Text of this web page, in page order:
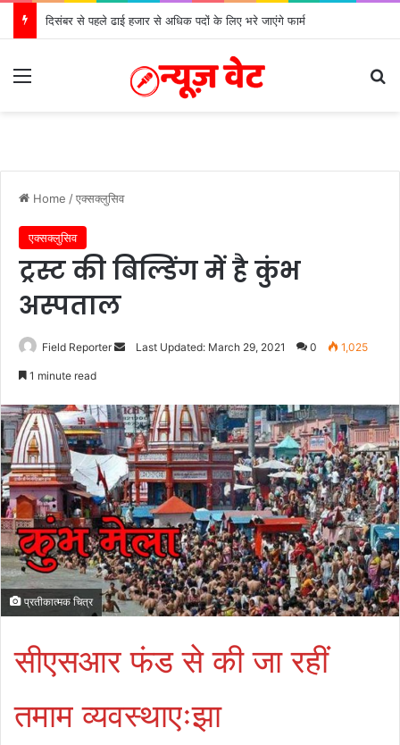
दिसंबर से पहले ढाई हजार से अधिक पदों के लिए भरे जाएंगे फार्म
Menu
Home /एक्सक्लुसिव
एक्सक्लुसिव
ट्रस्ट की बिल्डिंग में है कुंभ
अस्पताल
Field Reporter
SendLast Updated: March 29, 2021 0 1,025
1 minute read
प्रतीकात्मक चित्र
सीएसआर फंड से की जा रहीं
तमाम व्यवस्थाएःझा